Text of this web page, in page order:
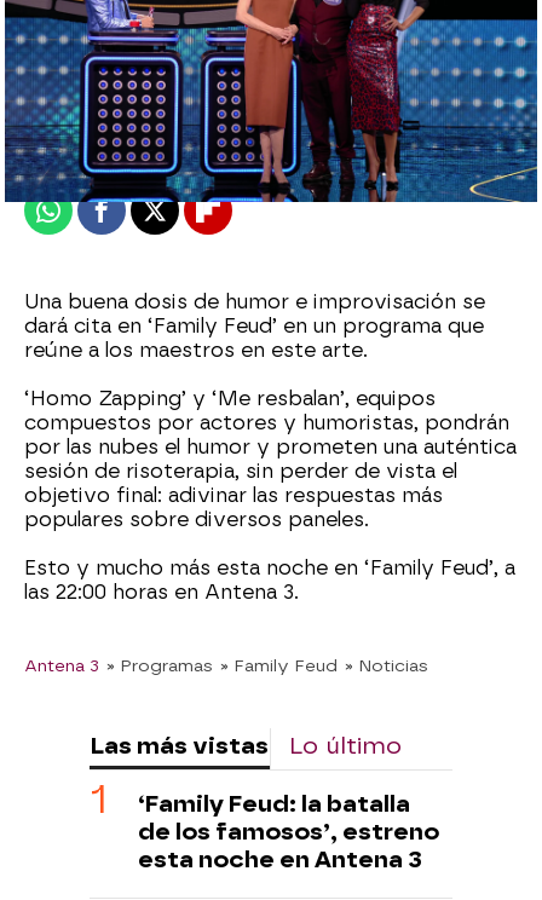
antena3.com
Madrid
Actualizado:27 de agosto de 2021, 17:06
Publicado:27 de agosto de 2021, 17:03
WhatsappFacebook
X Flipboard
Una buena dosis de humor e improvisación se
dará cita en ‘Family Feud’ en un programa que
reúne a los maestros en este arte.
‘Homo Zapping’ y ‘Me resbalan’, equipos
compuestos por actores y humoristas, pondrán
por las nubes el humor y prometen una auténtica
sesión de risoterapia, sin perder de vista el
objetivo final: adivinar las respuestas más
populares sobre diversos paneles.
Esto y mucho más esta noche en ‘Family Feud’, a
las 22:00 horas en Antena 3.
Antena 3 » Programas » Family Feud » Noticias
Las más vistas Lo último
‘Family Feud: la batalla
de los famosos’, estreno
esta noche en Antena 3